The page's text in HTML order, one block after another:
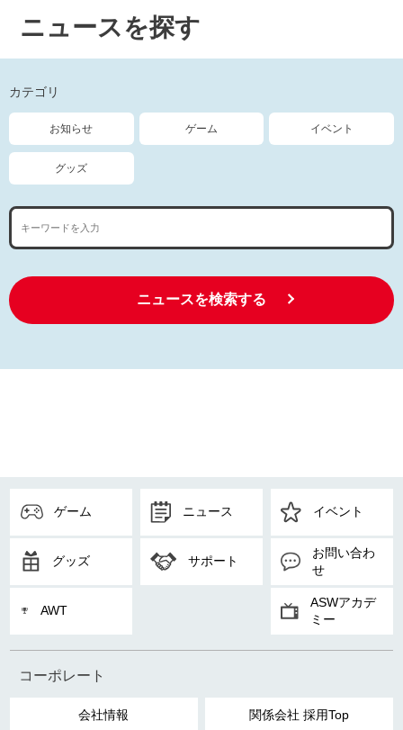
ニュースを探す
カテゴリ
お知らせ ゲーム イベント
グッズ
ニュースを検索する
ゲーム ニュース イベント
グッズ サポート
お問い合わ
せ
AWT
ASWアカデ
ミー
コーポレート
会社情報 関係会社 採用Top